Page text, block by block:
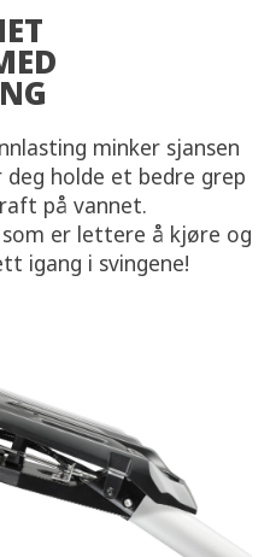
minker sjansen
holde et bedre grep
på vannet.
er lettere å kjøre og
igang i svingene!